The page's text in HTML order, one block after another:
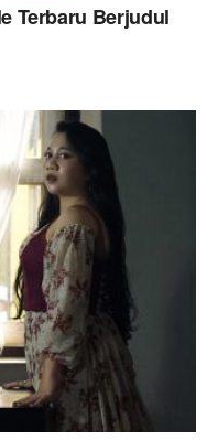
Terbaru Berjudul